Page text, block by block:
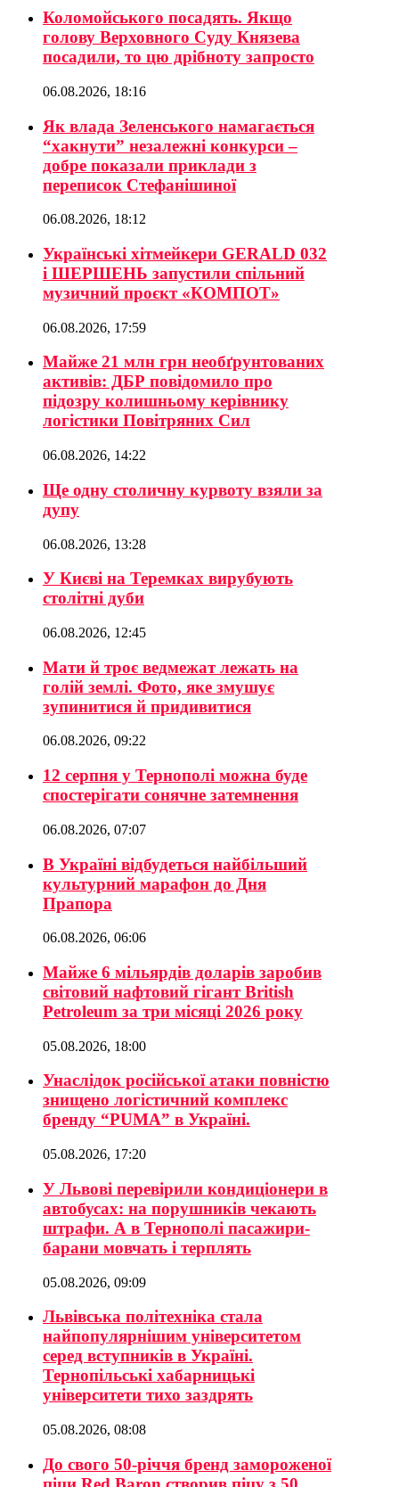
Коломойського посадять. Якщо
голову Верховного Суду Князева
посадили, то цю дрібноту запросто
06.08.2026, 18:16
Як влада Зеленського намагається
“хакнути” незалежні конкурси –
добре показали приклади з
переписок Стефанішиної
06.08.2026, 18:12
Українські хітмейкери GERALD 032
і ШЕРШЕНЬ запустили спільний
музичний проєкт «КОМПОТ»
06.08.2026, 17:59
Майже 21 млн грн необґрунтованих
активів: ДБР повідомило про
підозру колишньому керівнику
логістики Повітряних Сил
06.08.2026, 14:22
Ще одну столичну курвоту взяли за
дупу
06.08.2026, 13:28
У Києві на Теремках вирубують
столітні дуби
06.08.2026, 12:45
Мати й троє ведмежат лежать на
голій землі. Фото, яке змушує
зупинитися й придивитися
06.08.2026, 09:22
12 серпня у Тернополі можна буде
спостерігати сонячне затемнення
06.08.2026, 07:07
В Україні відбудеться найбільший
культурний марафон до Дня
Прапора
06.08.2026, 06:06
Майже 6 мільярдів доларів заробив
світовий нафтовий гігант British
Petroleum за три місяці 2026 року
05.08.2026, 18:00
Унаслідок російської атаки повністю
знищено логістичний комплекс
бренду “PUMA” в Україні.
05.08.2026, 17:20
У Львові перевірили кондиціонери в
автобусах: на порушників чекають
штрафи. А в Тернополі пасажири-
барани мовчать і терплять
05.08.2026, 09:09
Львівська політехніка стала
найпопулярнішим університетом
серед вступників в Україні.
Тернопільські хабарницькі
університети тихо заздрять
05.08.2026, 08:08
До свого 50-річчя бренд замороженої